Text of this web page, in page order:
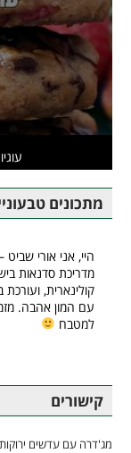
מתכונים
היי, אני אורי שביט
מדריכת סדנאות
קולינארית, ועורכת
עם המון אהבה.
למטבח
קישורים
מג'דרה עם עדשים ירוקות